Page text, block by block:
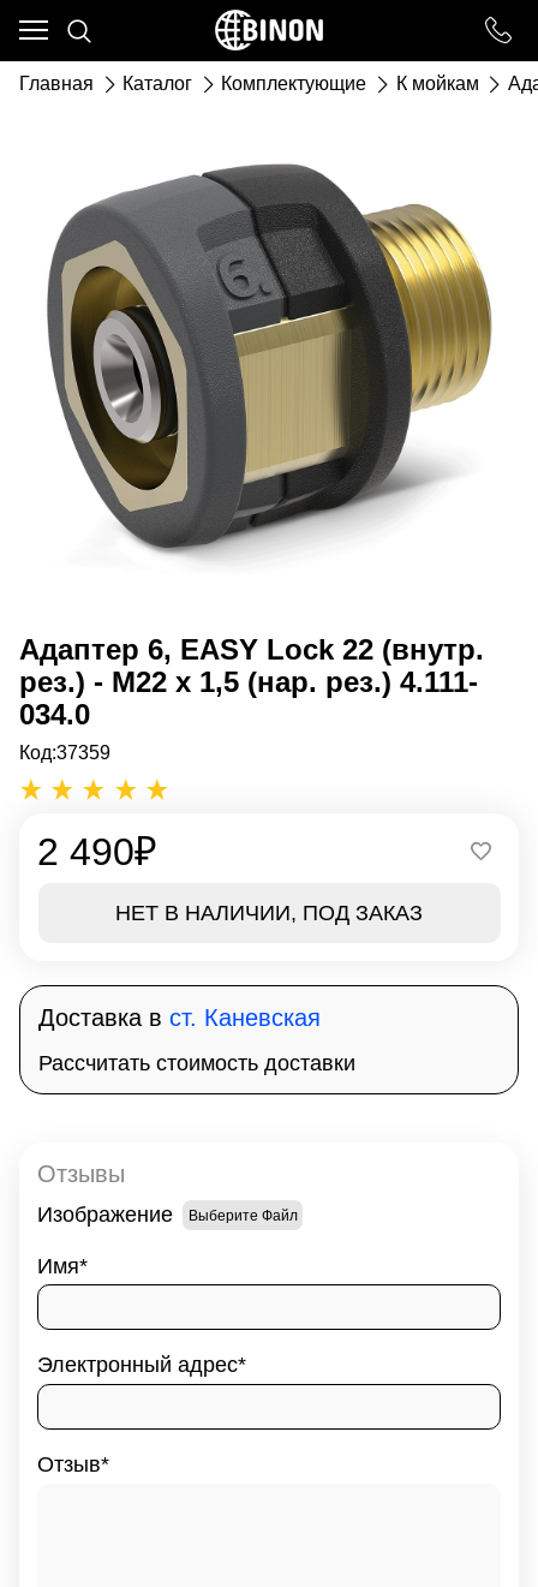
Главная Каталог Комплектующие К мойкам
Адаптер 6, EASY Lock 22 (внутр.
рез.) - M22 х 1,5 (нар. рез.) 4.111-
034.0
Код:37359
2 490₽
НЕТ В НАЛИЧИИ, ПОД ЗАКАЗ
Доставка в ст. Каневская
Рассчитать стоимость доставки
Отзывы
Изображение Выберите Файл
Имя
Электронный адрес
Отзыв
Ваш город - ст. Каневская,
угадали?
ДА НЕТ